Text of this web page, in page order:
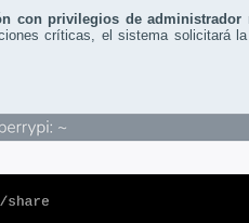
con privilegios de administrador
críticas, el sistema solicitará